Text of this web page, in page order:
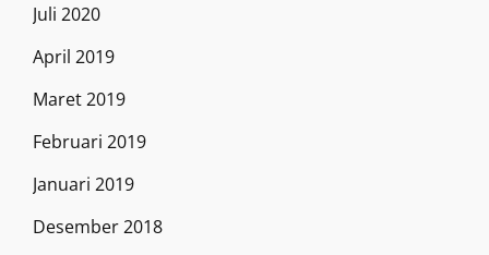
Juli 2020
April 2019
Maret 2019
Februari 2019
Januari 2019
Desember 2018